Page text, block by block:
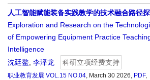
人工智能赋能装备实践教学的技术融合路径
Exploration and Research on the
of Empowering Equipment Practice
Intelligence
沈廷鳌 李泽龙 科研立项经费支持
职业教育发展 VOL.15 NO.04, March 30 2026, PDF,